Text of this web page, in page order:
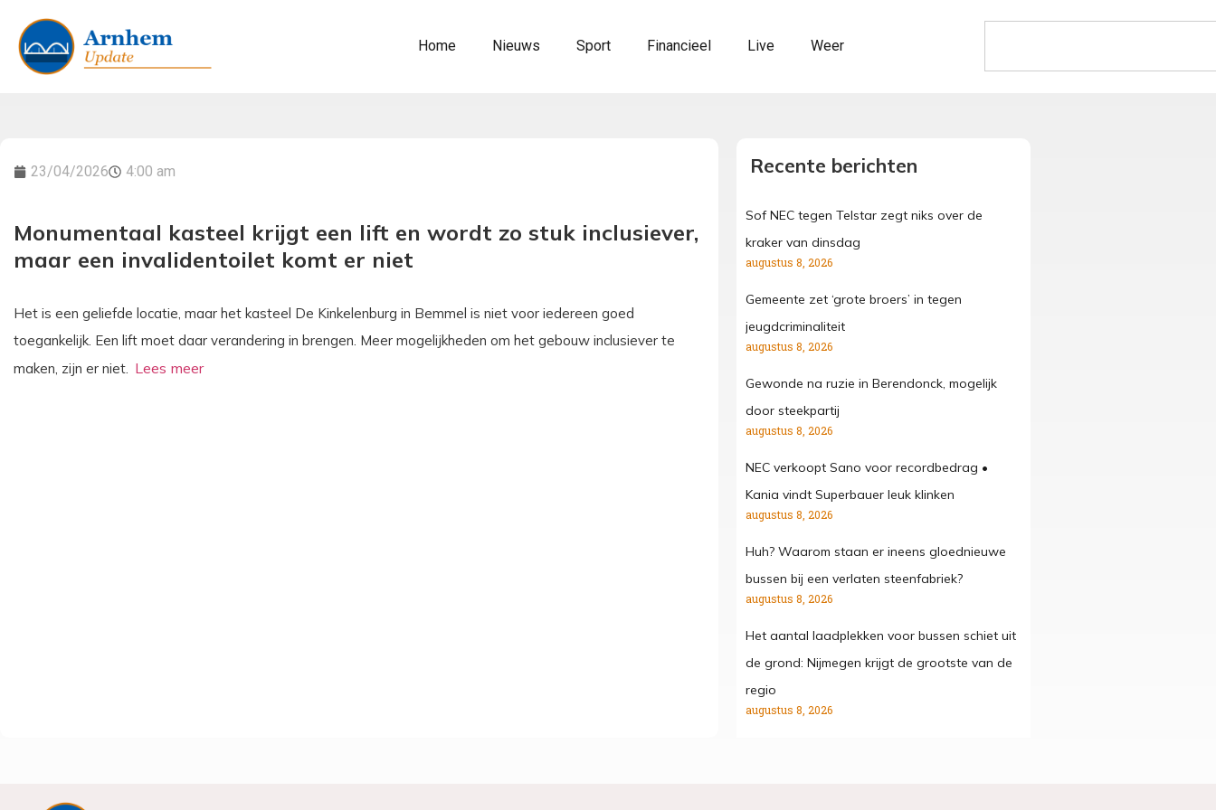
Home Nieuws Sport Financieel Live Weer
23/04/2026 4:00 am
Monumentaal kasteel krijgt een lift en wordt zo stuk inclusiever,
maar een invalidentoilet komt er niet
Het is een geliefde locatie, maar het kasteel De Kinkelenburg in Bemmel is niet voor iedereen goed
toegankelijk. Een lift moet daar verandering in brengen. Meer mogelijkheden om het gebouw inclusiever te
maken, zijn er niet.
Recente berichten
Sof NEC tegen Telstar zegt niks over de
kraker van dinsdag
augustus 8, 2026
Gemeente zet ‘grote broers’ in tegen
jeugdcriminaliteit
augustus 8, 2026
Gewonde na ruzie in Berendonck, mogelijk
door steekpartij
augustus 8, 2026
NEC verkoopt Sano voor recordbedrag •
Kania vindt Superbauer leuk klinken
augustus 8, 2026
Huh? Waarom staan er ineens gloednieuwe
bussen bij een verlaten steenfabriek?
augustus 8, 2026
Het aantal laadplekken voor bussen schiet uit
de grond: Nijmegen krijgt de grootste van de
regio
augustus 8, 2026